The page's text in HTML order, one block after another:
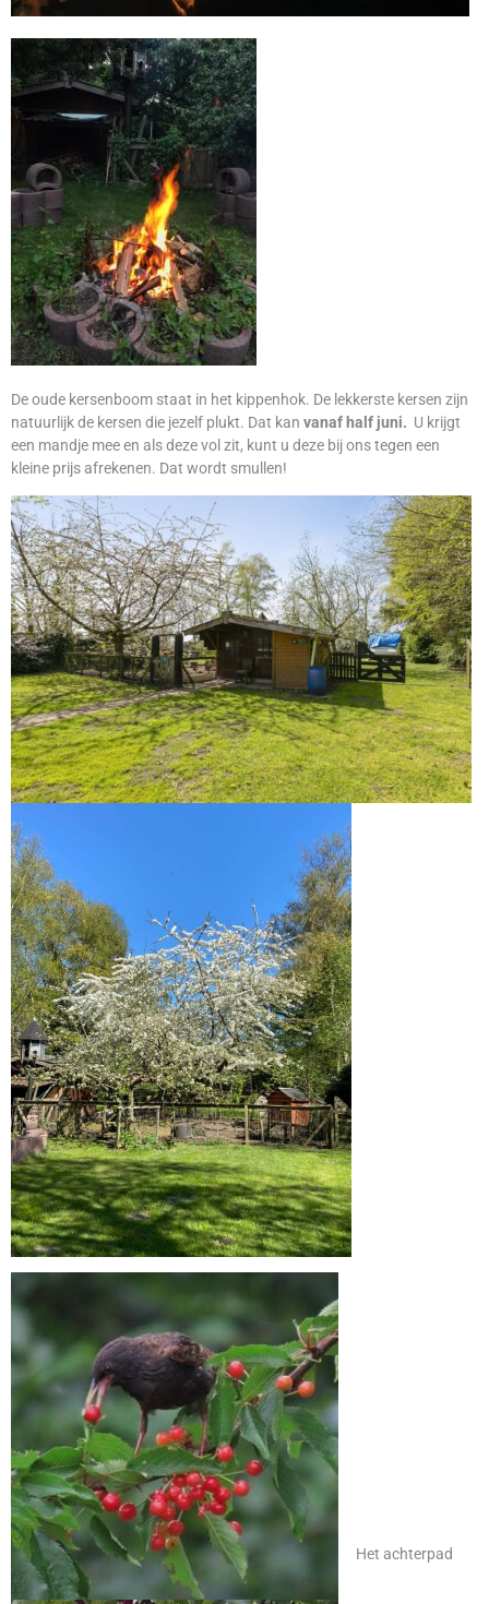
De oude kersenboom staat in het kippenhok. De lekkerste kersen zijn
natuurlijk de kersen die jezelf plukt. Dat kan vanaf half juni. U krijgt
een mandje mee en als deze vol zit, kunt u deze bij ons tegen een
kleine prijs afrekenen. Dat wordt smullen!
Het achterpad